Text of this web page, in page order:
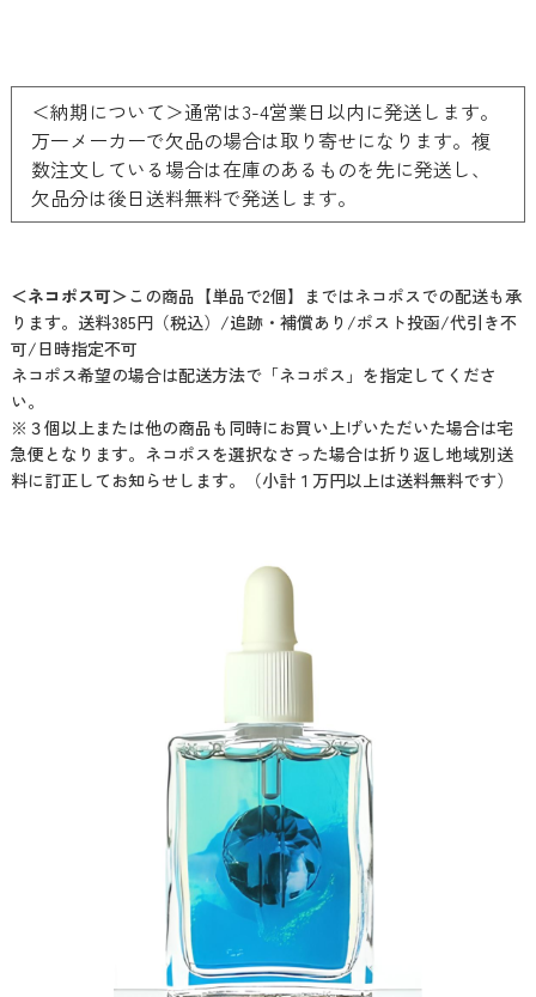
＜納期について＞通常は3-4営業日以内に発送します。
万一メーカーで欠品の場合は取り寄せになります。複
数注文している場合は在庫のあるものを先に発送し、
欠品分は後日送料無料で発送します。
＜ネコポス可＞この商品【単品で2個】まではネコポスでの配送も承
ります。送料385円（税込）/追跡・補償あり/ポスト投函/代引き不
可/日時指定不可
ネコポス希望の場合は配送方法で「ネコポス」を指定してくださ
い。
※３個以上または他の商品も同時にお買い上げいただいた場合は宅
急便となります。ネコポスを選択なさった場合は折り返し地域別送
料に訂正してお知らせします。（小計１万円以上は送料無料です）